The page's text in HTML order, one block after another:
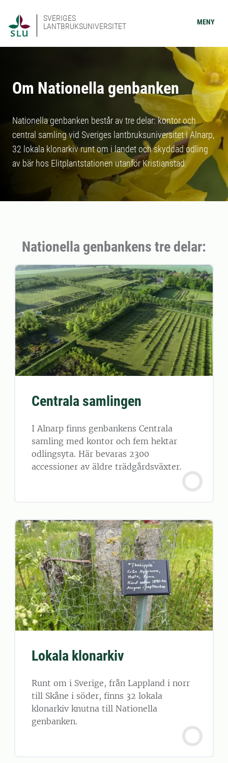
SVERIGES
LANTBRUKSUNIVERSITET
MENY
Om Nationella genbanken
Nationella genbanken består av tre delar: kontor och
central samling vid Sveriges lantbruksuniversitet i Alnarp,
32 lokala klonarkiv runt om i landet och skyddad odling
av bär hos Elitplantstationen utanför Kristianstad.
Nationella genbankens tre delar:
Centrala samlingen
I Alnarp finns genbankens Centrala
samling med kontor och fem hektar
odlingsyta. Här bevaras 2300
accessioner av äldre trädgårdsväxter.
Lokala klonarkiv
Runt om i Sverige, från Lappland i norr
till Skåne i söder, finns 32 lokala
klonarkiv knutna till Nationella
genbanken.